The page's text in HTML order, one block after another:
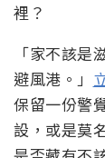
裡？
「家不該
避風港。」
保留一份警
設，或是莫